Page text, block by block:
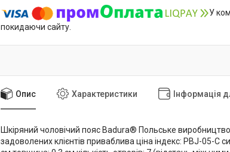
У
покидаючи сайту.
Опис Характеристики Інформація
Шкіряний чоловічий пояс Badura® Польське
задоволених клієнтів приваблива ціна індекс: PBJ-05-